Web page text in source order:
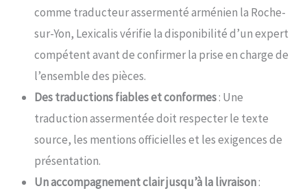
comme traducteur assermenté arménien la Roche-
sur-Yon, Lexicalis vérifie la disponibilité d’un expert
compétent avant de confirmer la prise en charge de
l’ensemble des pièces.
Des traductions fiables et conformes: Une
traduction assermentée doit respecter le texte
source, les mentions officielles et les exigences de
présentation.
Un accompagnement clair jusqu’à la livraison: